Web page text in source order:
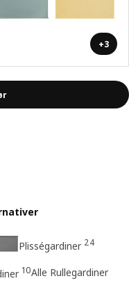
+3
Plisségardiner 24
10Alle Rullegardiner